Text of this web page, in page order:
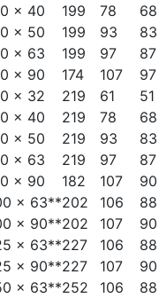
x 40
199 78 68
x 50
199 93 83
x 63
199 97 87
x 90
174 107 97
x 32
219 61 51
x 40
219 78 68
x 50
219 93 83
x 63
219 97 87
x 90
182 107 90
x 63**202 106 88
x 90**202 107 90
x 63**227 106 88
x 90**227 107 90
x 63**252 106 88